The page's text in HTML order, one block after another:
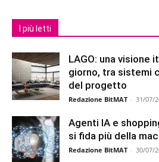
I più letti
LAGO: una visione
giorno, tra sistemi
del progetto
Redazione BitMAT - 31/07/
Agenti IA e
si fida più della
Redazione BitMAT - 30/07/